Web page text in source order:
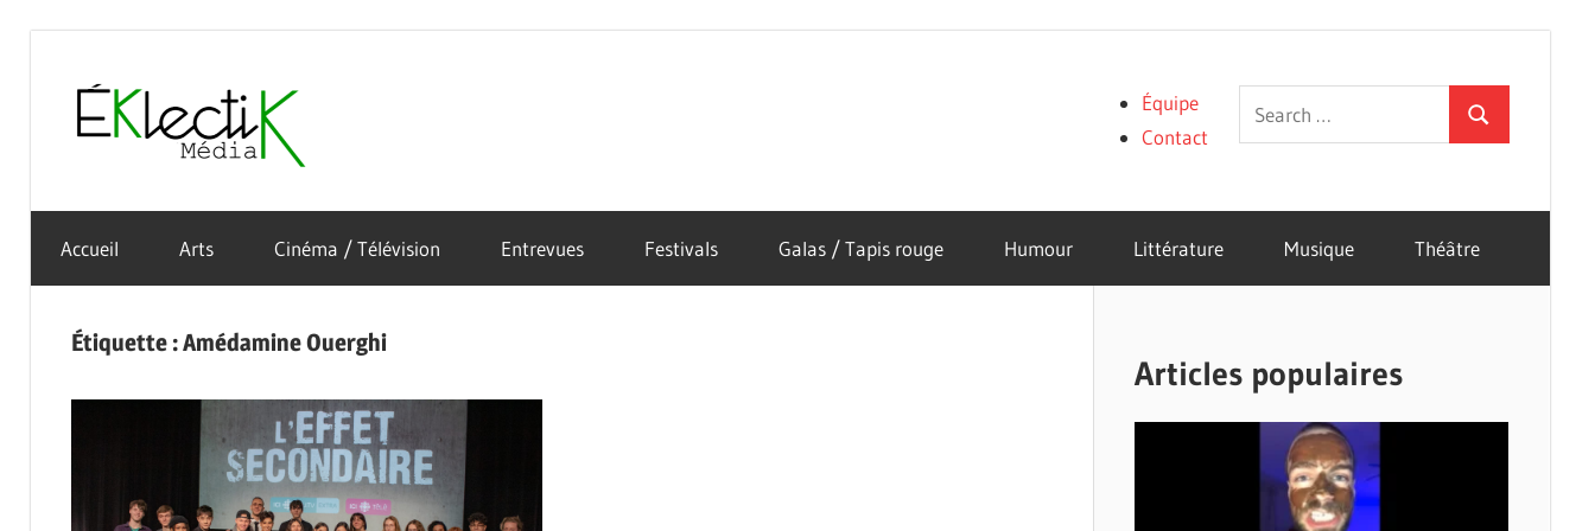
content
Média
culture
sous
toutes
formes
Search
for:
Search
Équipe
Contact
Accueil Arts Cinéma / Télévision Entrevues Festivals Galas / Tapis rouge Humour Littérature Musique Théâtre
Étiquette :Amédamine Ouerghi
Articles populaires